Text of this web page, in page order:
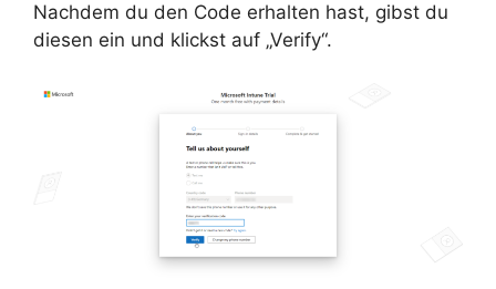
Nachdem du den Code erhalten hast, gibst du
diesen ein und klickst auf „Verify“.